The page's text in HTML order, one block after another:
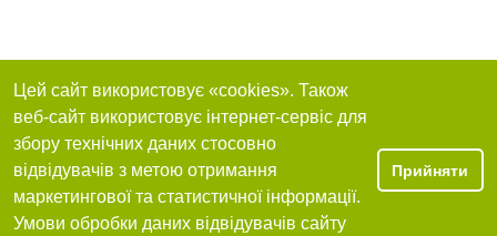
Цей сайт використовує «cookies». Також
веб-сайт використовує інтернет-сервіс для
збору технічних даних стосовно
відвідувачів з метою отримання
маркетингової та статистичної інформації.
Умови обробки даних відвідувачів сайту
Прийняти